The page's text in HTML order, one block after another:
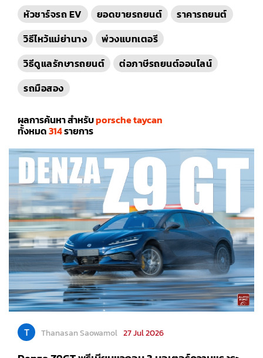
หัวชาร์จรถ EV
ยอดขายรถยนต์
ราคารถยนต์
วิธีไหว้แม่ย่านาง
พ่วงแบทเตอรี
วิธีดูแลรักษารถยนต์
ต่อภาษีรถยนต์ออนไลน์
รถมือสอง
ผลการค้นหา สำหรับporsche taycan
ทั้งหมด314รายการ
T Thanasan Saowamol 27 Jul 2026